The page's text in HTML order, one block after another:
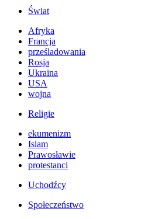
Świat
Afryka
Francja
prześladowania
Rosja
Ukraina
USA
wojna
Religie
ekumenizm
Islam
Prawosławie
protestanci
Uchodźcy
Społeczeństwo